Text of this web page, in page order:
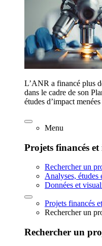
L’ANR a financé plus
dans le cadre de son
études d’impact
Menu
Projets financés
Rechercher un
Analyses, études
Données et
Projets financés
Rechercher un
Rechercher un